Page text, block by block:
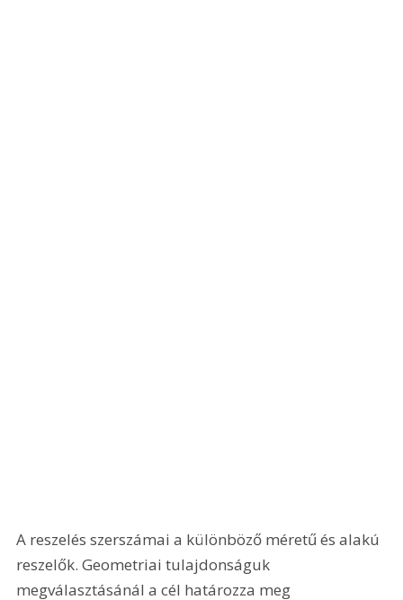
A reszelés szerszámai a különböző méretű és alakú
reszelők. Geometriai tulajdonságuk
megválasztásánál a cél határozza meg